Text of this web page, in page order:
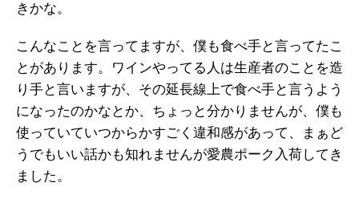
きかな。
こんなことを言ってますが、僕も食べ手と言ってたこ
とがあります。ワインやってる人は生産者のことを造
り手と言いますが、その延長線上で食べ手と言うよう
になったのかなとか、ちょっと分かりませんが、僕も
使っていていつからかすごく違和感があって、まぁど
うでもいい話かも知れませんが愛農ポーク入荷してき
ました。